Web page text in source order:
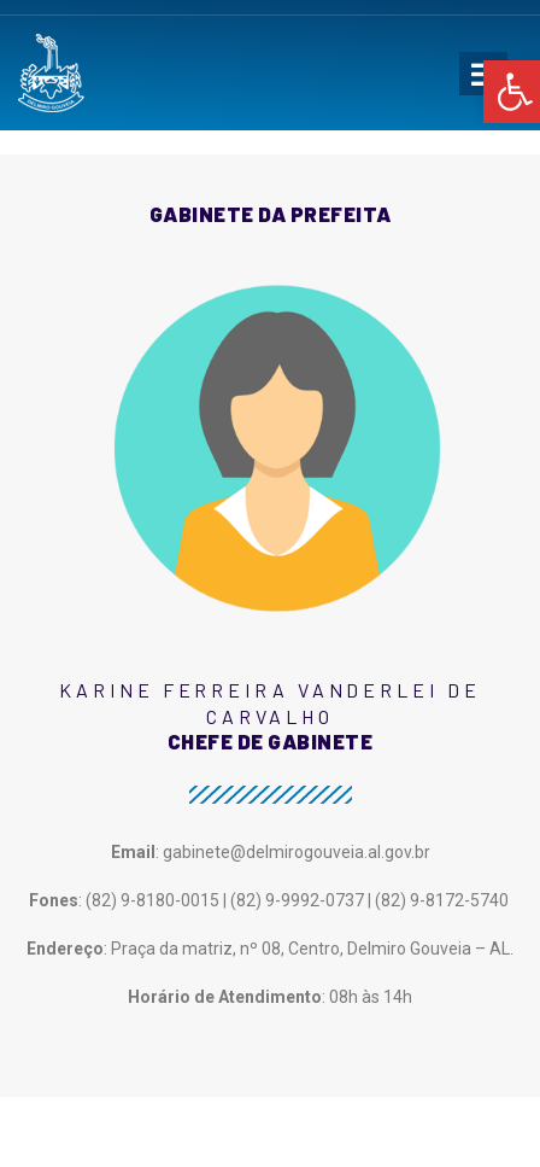
GABINETE DA PREFEITA
KARINE FERREIRA VANDERLEI DE
CARVALHO
CHEFE DE GABINETE
Email : gabinete@delmirogouveia.al.gov.br
Fones: (82) 9-8180-0015 | (82) 9-9992-0737 | (82) 9-8172-5740
Endereço: Praça da matriz, nº 08, Centro, Delmiro Gouveia – AL.
Horário de Atendimento: 08h às 14h